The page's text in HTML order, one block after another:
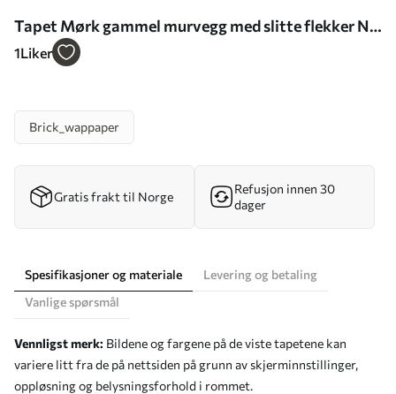
Tapet Mørk gammel murvegg med slitte flekker Nr.
a01030
1Liker
Brick_wappaper
Gratis frakt til Norge
Refusjon innen 30
dager
Spesifikasjoner og materiale
Levering og betaling
Vanlige spørsmål
Vennligst merk: Bildene og fargene på de viste tapetene kan
variere litt fra de på nettsiden på grunn av skjerminnstillinger,
oppløsning og belysningsforhold i rommet.